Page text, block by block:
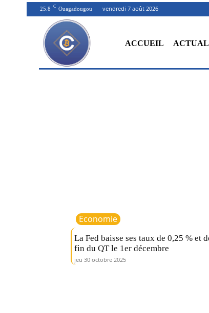
25.8 C Ouagadougou vendredi 7 août 2026
ACCUEIL
Economie
La Fed baisse ses taux de 0,25 % et
fin du QT le 1er décembre
jeu 30 octobre 2025